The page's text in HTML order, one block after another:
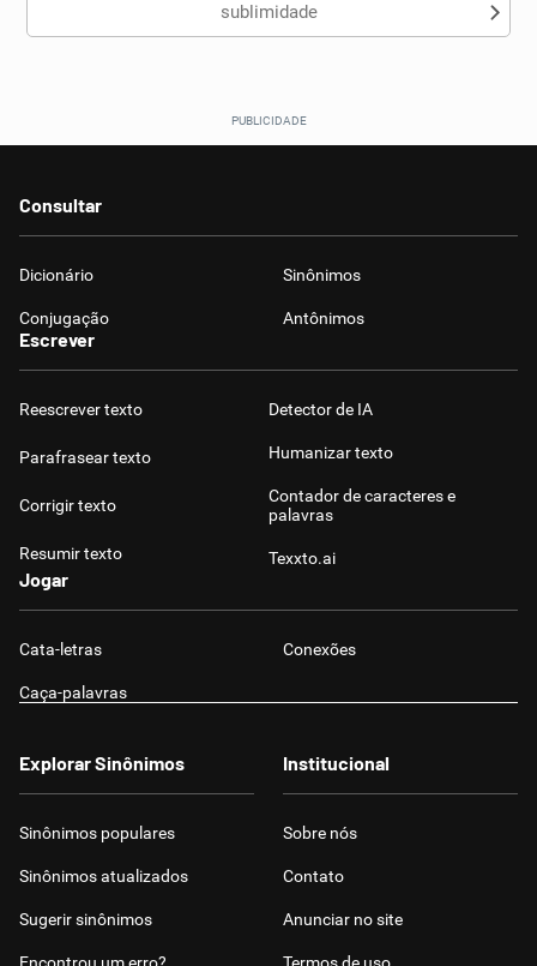
sublimidade
Consultar
Dicionário Sinônimos
Conjugação Antônimos
Escrever
Reescrever texto
Parafrasear texto
Corrigir texto
Resumir texto
Detector de IA
Humanizar texto
Contador de caracteres e
palavras
Texxto.ai
Jogar
Cata-letras Conexões
Caça-palavras
Explorar Sinônimos
Sinônimos populares
Sinônimos atualizados
Sugerir sinônimos
Institucional
Sobre nós
Contato
Anunciar no site